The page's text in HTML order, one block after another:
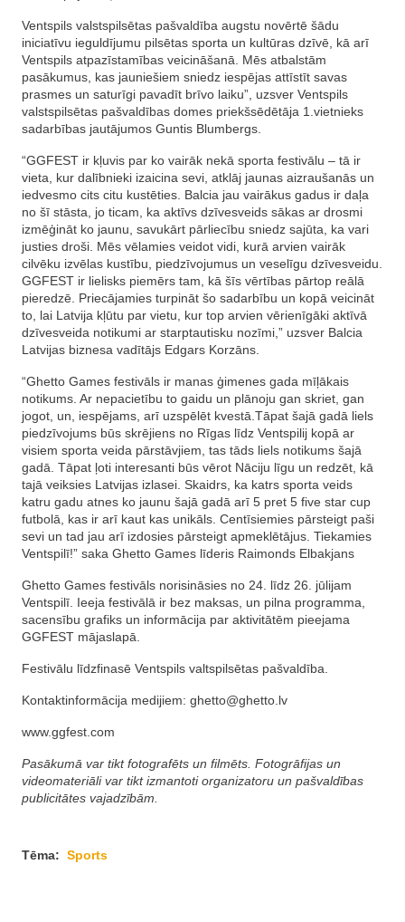
Ventspils valstspilsētas pašvaldība augstu novērtē šādu
iniciatīvu ieguldījumu pilsētas sporta un kultūras dzīvē, kā arī
Ventspils atpazīstamības veicināšanā. Mēs atbalstām
pasākumus, kas jauniešiem sniedz iespējas attīstīt savas
prasmes un saturīgi pavadīt brīvo laiku”, uzsver Ventspils
valstspilsētas pašvaldības domes priekšsēdētāja 1.vietnieks
sadarbības jautājumos Guntis Blumbergs.
“GGFEST ir kļuvis par ko vairāk nekā sporta festivālu – tā ir
vieta, kur dalībnieki izaicina sevi, atklāj jaunas aizraušanās un
iedvesmo cits citu kustēties. Balcia jau vairākus gadus ir daļa
no šī stāsta, jo ticam, ka aktīvs dzīvesveids sākas ar drosmi
izmēģināt ko jaunu, savukārt pārliecību sniedz sajūta, ka vari
justies droši. Mēs vēlamies veidot vidi, kurā arvien vairāk
cilvēku izvēlas kustību, piedzīvojumus un veselīgu dzīvesveidu.
GGFEST ir lielisks piemērs tam, kā šīs vērtības pārtop reālā
pieredzē. Priecājamies turpināt šo sadarbību un kopā veicināt
to, lai Latvija kļūtu par vietu, kur top arvien vērienīgāki aktīvā
dzīvesveida notikumi ar starptautisku nozīmi,” uzsver Balcia
Latvijas biznesa vadītājs Edgars Korzāns.
“Ghetto Games festivāls ir manas ģimenes gada mīļākais
notikums. Ar nepacietību to gaidu un plānoju gan skriet, gan
jogot, un, iespējams, arī uzspēlēt kvestā.Tāpat šajā gadā liels
piedzīvojums būs skrējiens no Rīgas līdz Ventspilij kopā ar
visiem sporta veida pārstāvjiem, tas tāds liels notikums šajā
gadā. Tāpat ļoti interesanti būs vērot Nāciju līgu un redzēt, kā
tajā veiksies Latvijas izlasei. Skaidrs, ka katrs sporta veids
katru gadu atnes ko jaunu šajā gadā arī 5 pret 5 five star cup
futbolā, kas ir arī kaut kas unikāls. Centīsiemies pārsteigt paši
sevi un tad jau arī izdosies pārsteigt apmeklētājus. Tiekamies
Ventspilī!” saka Ghetto Games līderis Raimonds Elbakjans
Ghetto Games festivāls norisināsies no 24. līdz 26. jūlijam
Ventspilī. Ieeja festivālā ir bez maksas, un pilna programma,
sacensību grafiks un informācija par aktivitātēm pieejama
GGFEST mājaslapā.
Festivālu līdzfinasē Ventspils valtspilsētas pašvaldība.
Kontaktinformācija medijiem: ghetto@ghetto.lv
www.ggfest.com
Pasākumā var tikt fotografēts un filmēts. Fotogrāfijas un
videomateriāli var tikt izmantoti organizatoru un pašvaldības
publicitātes vajadzībām
Tēma: Sports